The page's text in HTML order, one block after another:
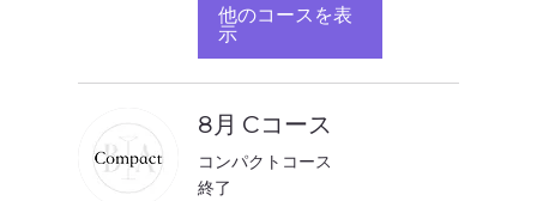
他のコースを表
示
8月 Cコース
コンパクトコース
終了